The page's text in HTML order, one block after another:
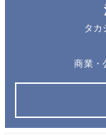
タカ
商業・